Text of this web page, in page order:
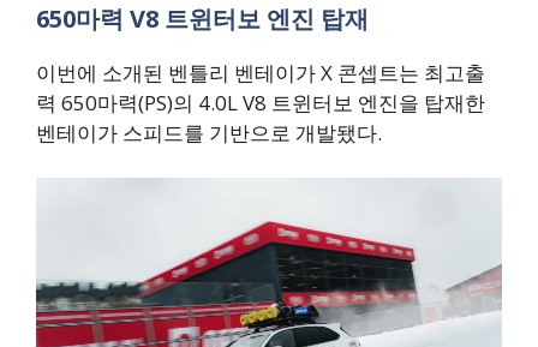
650마력 V8 트윈터보 엔진 탑재
이번에 소개된 벤틀리 벤테이가 X 콘셉트는 최고출
력 650마력(PS)의 4.0L V8 트윈터보 엔진을 탑재한
벤테이가 스피드를 기반으로 개발됐다.